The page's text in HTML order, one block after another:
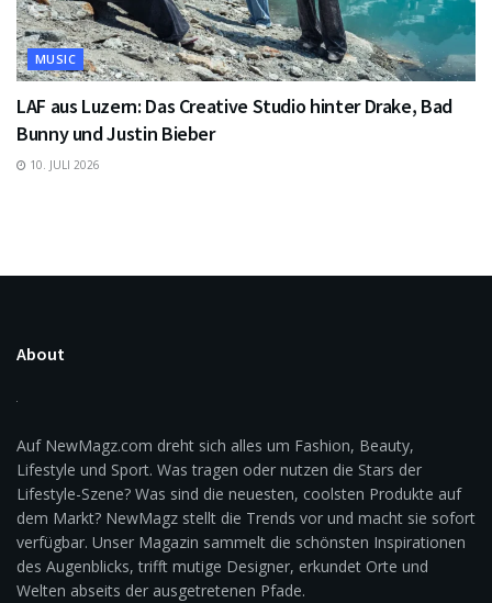
MUSIC
LAF aus Luzern: Das Creative Studio hinter Drake, Bad
Bunny und Justin Bieber
10. JULI 2026
About
Auf NewMagz.com dreht sich alles um Fashion, Beauty,
Lifestyle und Sport. Was tragen oder nutzen die Stars der
Lifestyle-Szene? Was sind die neuesten, coolsten Produkte auf
dem Markt? NewMagz stellt die Trends vor und macht sie sofort
verfügbar. Unser Magazin sammelt die schönsten Inspirationen
des Augenblicks, trifft mutige Designer, erkundet Orte und
Welten abseits der ausgetretenen Pfade.